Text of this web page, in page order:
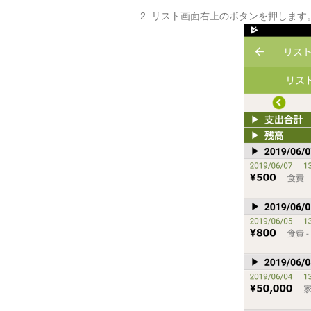
2. リスト画面右上のボタンを押します